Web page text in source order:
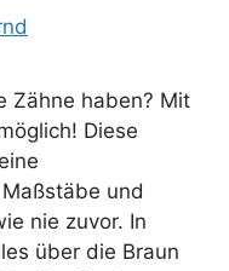
Zähne haben? Mit
Diese
und
nie zuvor. In
über die Braun